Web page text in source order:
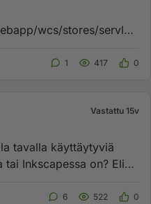
wcs/stores/servlet/
1 417 0
Vastattu 15v
tavalla käyttäytyviä
Inkscapessa on? Eli
6 522 0